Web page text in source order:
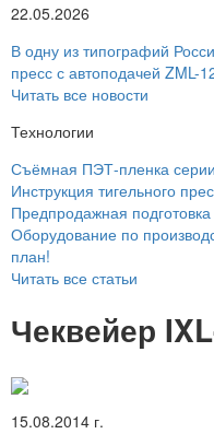
22.05.2026
В одну из типографий
пресс с автоподачей ZML-
Читать все новости
Технологии
Съёмная ПЭТ-пленка
Инструкция тигельного
Предпродажная
Оборудование по
план!
Читать все статьи
Чеквейер
15.08.2014 г.